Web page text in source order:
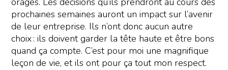
prochaines semaines auront un impact sur l’avenir
de leur entreprise. Ils n’ont donc aucun autre
choix : ils doivent garder la tête haute et être bons
quand ça compte. C’est pour moi une magnifique
leçon de vie, et ils ont pour ça tout mon respect.